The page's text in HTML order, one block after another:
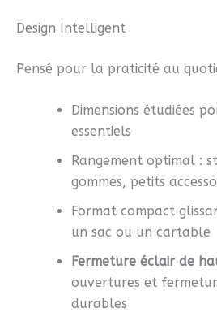
Design Intelligent
Pensé pour la praticité au
Dimensions étudiées
essentiels
Rangement optimal :
gommes, petits
Format compact
un sac ou un cartable
Fermeture éclair de
ouvertures et
durables